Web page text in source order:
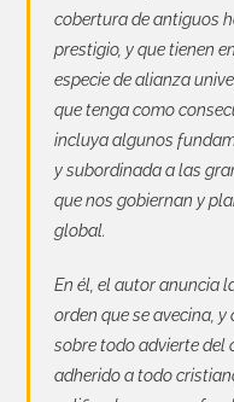
cobertura de antiguos
prestigio, y que tienen
especie dealianza
que tenga como
incluya algunos
ysubordinada a las
que nos gobiernan y
global.
En él, el autor anuncia
orden que se avecina,
sobre todo advierte del
adherido a todo